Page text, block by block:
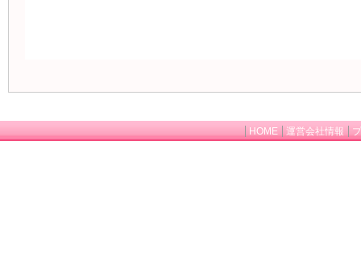
HOME 運営会社情報